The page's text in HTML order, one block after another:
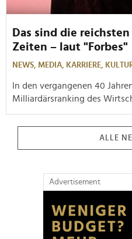
Das sind die
Zeiten – laut "Forbes"
NEWS, MEDIA, KARRIERE,
In den vergangenen 40
Milliardärsranking des
ALLE
Advertisement